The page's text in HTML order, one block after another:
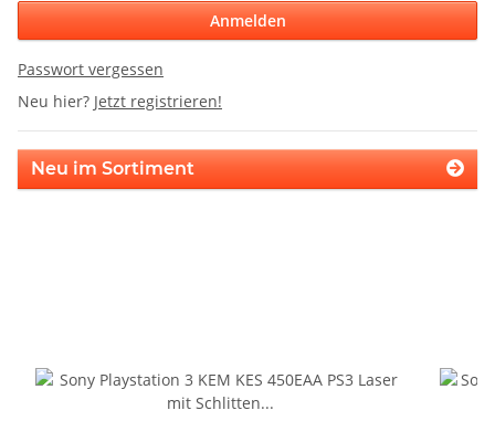
Anmelden
Passwort vergessen
Neu hier? Jetzt registrieren!
Neu im Sortiment